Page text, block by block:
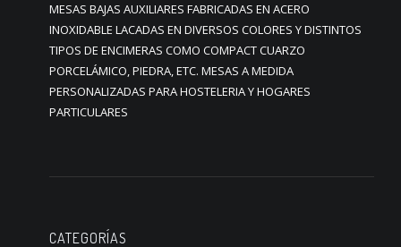
MESAS BAJAS AUXILIARES FABRICADAS EN ACERO
INOXIDABLE LACADAS EN DIVERSOS COLORES Y DISTINTOS
TIPOS DE ENCIMERAS COMO COMPACT CUARZO
PORCELÁMICO, PIEDRA, ETC. MESAS A MEDIDA
PERSONALIZADAS PARA HOSTELERIA Y HOGARES
PARTICULARES
CATEGORÍAS